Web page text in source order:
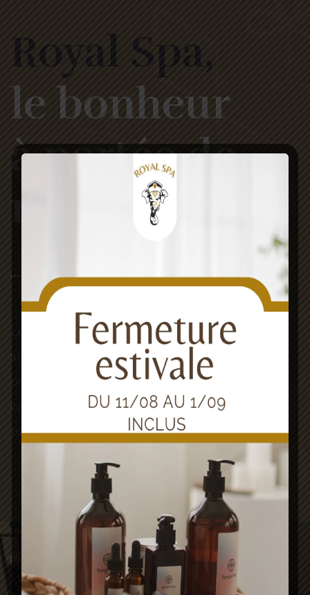
Royal Spa,
le bonheur
à portée de
mains
Le massage, mieux qu’un confort ou qu’un
simple luxe stimule les défenses immunitaires,
permettant ainsi au corps d’être davantage
capable de se protéger par lui-même, en
particulier de mieux résister au stress.
Carte des soins